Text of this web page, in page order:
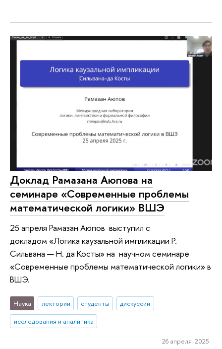
Доклад Рамазана Аюпова на
семинаре «Современные проблемы
математической логики» ВШЭ
25 апреля Рамазан Аюпов выступил с
докладом «Логика каузальной импликации Р.
Сильвана — Н. да Косты» на научном семинаре
«Современные проблемы математической логики» в
ВШЭ.
Наука лектории студенты
дискуссии
исследования и аналитика
26 апреля 2025